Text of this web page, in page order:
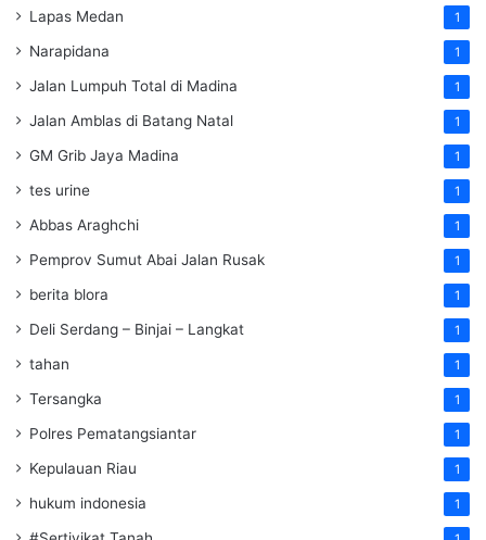
Lapas Medan 1
Narapidana 1
Jalan Lumpuh Total di Madina 1
Jalan Amblas di Batang Natal 1
GM Grib Jaya Madina 1
tes urine 1
Abbas Araghchi 1
Pemprov Sumut Abai Jalan Rusak 1
berita blora 1
Deli Serdang – Binjai – Langkat 1
tahan 1
Tersangka 1
Polres Pematangsiantar 1
Kepulauan Riau 1
hukum indonesia 1